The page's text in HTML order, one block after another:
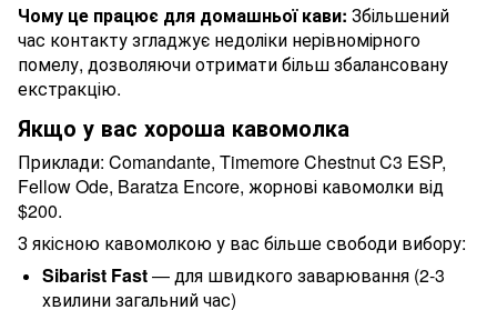
Чому це працює для домашньої кави: Збільшений
час контакту згладжує недоліки нерівномірного
помелу, дозволяючи отримати більш збалансовану
екстракцію.
Якщо у вас хороша кавомолка
Приклади: Comandante, Timemore Chestnut C3 ESP,
Fellow Ode, Baratza Encore, жорнові кавомолки від
$200.
З якісною кавомолкою у вас більше свободи вибору:
Sibarist Fast— для швидкого заварювання (2-3
хвилини загальний час)